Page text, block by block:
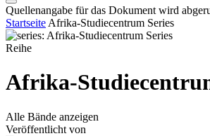
Quellenangabe für das Dokument wird
Startseite Afrika-Studiecentrum Series
Reihe
Afrika-
Alle Bände anzeigen
Veröffentlicht von